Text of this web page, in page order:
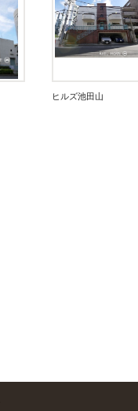
ヒルズ池田山